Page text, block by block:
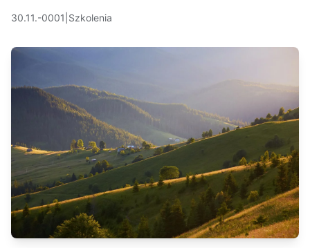
30.11.-0001 Szkolenia